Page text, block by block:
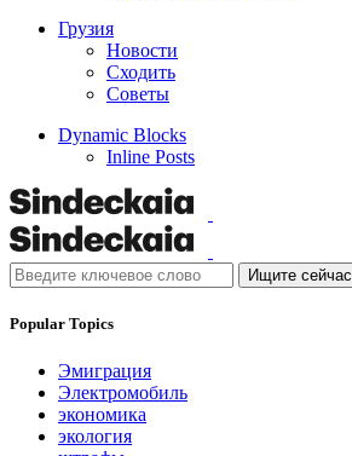
Грузия
Новости
Сходить
Советы
Dynamic Blocks
Inline Posts
Ищите сейчас
Popular Topics
Эмиграция
Электромобиль
экономика
экология